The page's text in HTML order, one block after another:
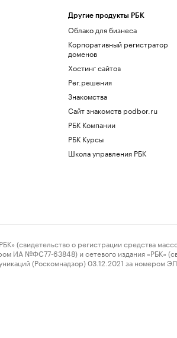
Другие продукты РБК
Облако для бизнеса
Корпоративный регистратор
доменов
Хостинг сайтов
Рег.решения
Знакомства
Сайт знакомств podbor.ru
РБК Компании
РБК Курсы
Школа управления РБК
о регистрации средства
ИА №ФС77-63848) и сетевого издания «РБК»
(Роскомнадзор) 03.12.2021 за номером